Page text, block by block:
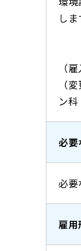
しま
（
（
ン科
必要
必
雇用